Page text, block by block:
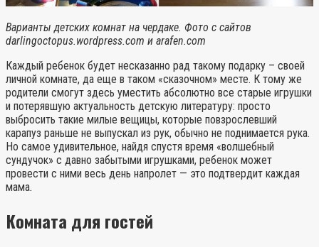
Варианты детских комнат на чердаке. Фото с сайтов
darlingoctopus.wordpress.com и arafen.com
Каждый ребенок будет несказанно рад такому подарку – своей
личной комнате, да еще в таком «сказочном» месте. К тому же
родители смогут здесь уместить абсолютно все старые игрушки
и потерявшую актуальность детскую литературу: просто
выбросить такие милые вещицы, которые повзрослевший
карапуз раньше не выпускал из рук, обычно не поднимается рука.
Но самое удивительное, найдя спустя время «волшебный
сундучок» с давно забытыми игрушками, ребенок может
провести с ними весь день напролет — это подтвердит каждая
мама.
Комната для гостей